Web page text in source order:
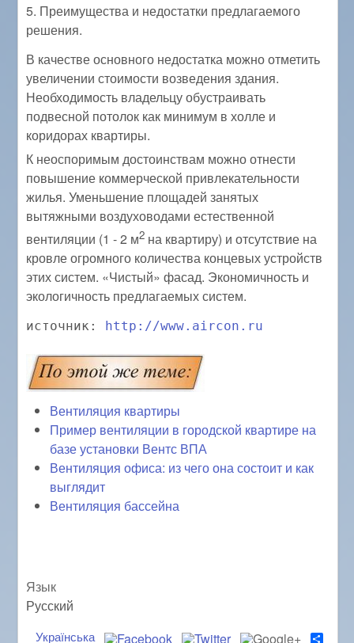
5. Преимущества и недостатки предлагаемого
решения.
В качестве основного недостатка можно отметить
увеличении стоимости возведения здания.
Необходимость владельцу обустраивать
подвесной потолок как минимум в холле и
коридорах квартиры.
К неоспоримым достоинствам можно отнести
повышение коммерческой привлекательности
жилья. Уменьшение площадей занятых
вытяжными воздуховодами естественной
вентиляции (1 - 2 м2 на квартиру) и отсутствие на
кровле огромного количества концевых устройств
этих систем. «Чистый» фасад. Экономичность и
экологичность предлагаемых систем.
источник: http://www.aircon.ru
Вентиляция квартиры
Пример вентиляции в городской квартире на
базе установки Вентс ВПА
Вентиляция офиса: из чего она состоит и как
выглядит
Вентиляция бассейна
Язык
Русский
S
Українська